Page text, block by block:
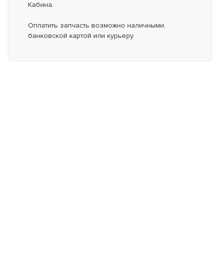
Кабина.
Оплатить запчасть возможно наличными,
банковской картой или курьеру.